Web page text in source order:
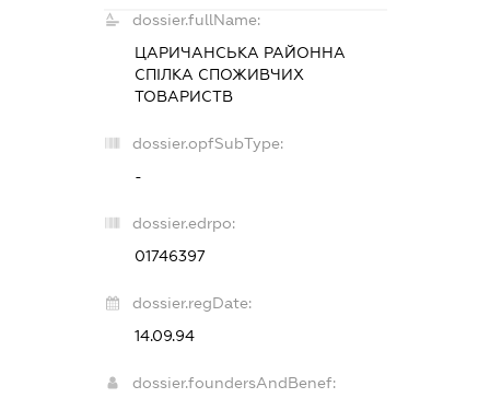
dossier.fullName:
ЦАРИЧАНСЬКА РАЙОННА
СПІЛКА СПОЖИВЧИХ
ТОВАРИСТВ
dossier.opfSubType:
-
dossier.edrpo:
01746397
dossier.regDate:
14.09.94
dossier.foundersAndBenef: